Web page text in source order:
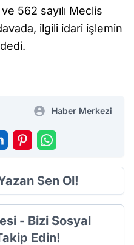
562 sayılı Meclis
ilgili idari işlemin
Haber Merkezi
Sen Ol!
- Bizi Sosyal
Edin!